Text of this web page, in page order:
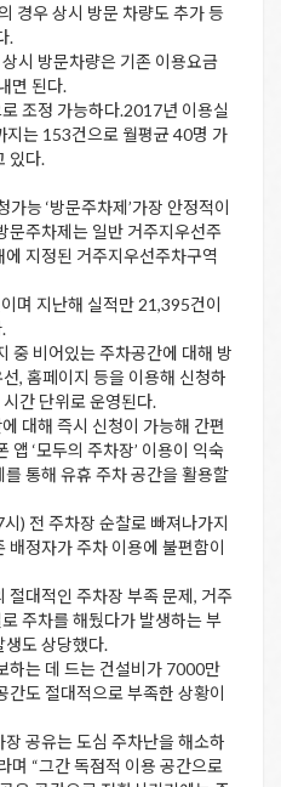
경우 상시 방문 차량도 추가 등
.
시 방문차량은 기존 이용요금
면 된다.
조정 가능하다.2017년 이용실
는 153건으로 월평균 40명 가
있다.
능 ‘방문주차제’가장 안정적이
문주차제는 일반 거주지우선주
지정된 거주지우선주차구역
며 지난해 실적만 21,395건이
중 비어있는 주차공간에 대해 방
, 홈페이지 등을 이용해 신청하
간 단위로 운영된다.
대해 즉시 신청이 가능해 간편
‘모두의 주차장’ 이용이 익숙
통해 유휴 주차 공간을 활용할
) 전 주차장 순찰로 빠져나가지
배정자가 주차 이용에 불편함이
절대적인 주차장 부족 문제, 거주
주차를 해뒀다가 발생하는 부
생도 상당했다.
하는 데 드는 건설비가 7000만
간도 절대적으로 부족한 상황이
공유는 도심 주차난을 해소하
며 “그간 독점적 이용 공간으로